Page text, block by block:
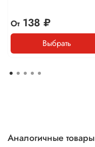
От138 ₽
Выбрать
Аналогичные товары